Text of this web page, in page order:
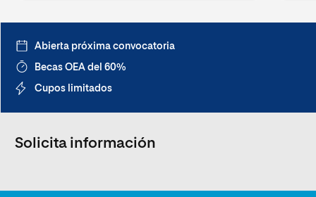
Abierta próxima convocatoria
Becas OEA del 60%
Cupos limitados
Solicita información